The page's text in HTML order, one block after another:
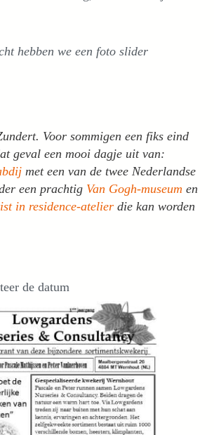
hebben we een foto slider
Voor sommigen een fiks eind
geval een mooi dagje uit van:
met een van de twee Nederlandse
een prachtig Van Gogh-museum en
in residence-atelier die kan worden
de datum